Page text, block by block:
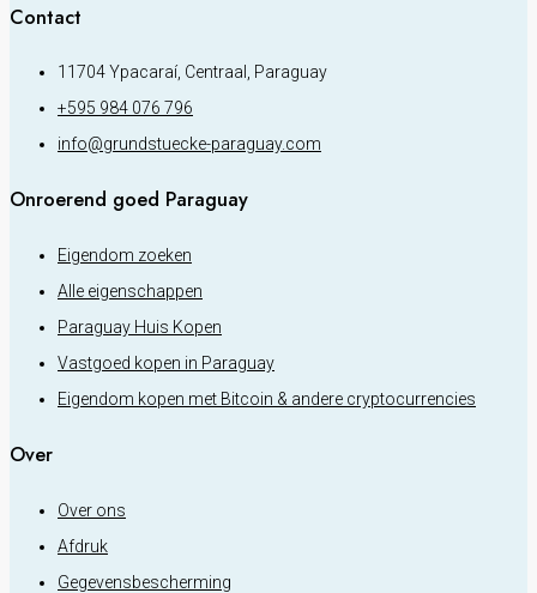
Contact
11704 Ypacaraí, Centraal, Paraguay
+595 984 076 796
info@grundstuecke-paraguay.com
Onroerend goed Paraguay
Eigendom zoeken
Alle eigenschappen
Paraguay Huis Kopen
Vastgoed kopen in Paraguay
Eigendom kopen met Bitcoin & andere cryptocurrencies
Over
Over ons
Afdruk
Gegevensbescherming